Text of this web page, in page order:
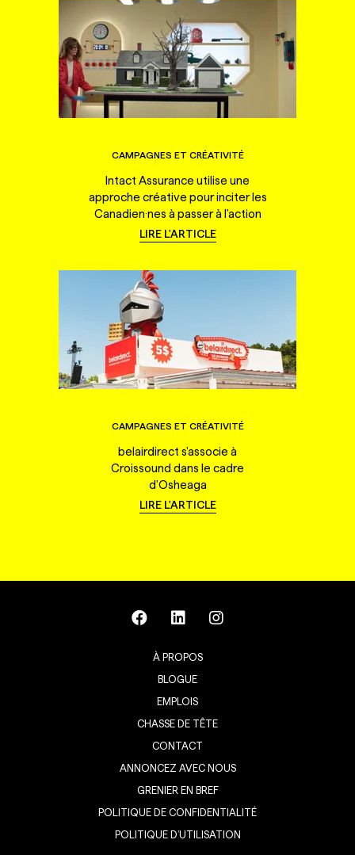
CAMPAGNES ET CRÉATIVITÉ
Intact Assurance utilise une
approche créative pour inciter les
Canadien·nes à passer à l'action
LIRE L'ARTICLE
CAMPAGNES ET CRÉATIVITÉ
belairdirect s'associe à
Croissound dans le cadre
d'Osheaga
LIRE L'ARTICLE
À PROPOS
BLOGUE
EMPLOIS
CHASSE DE TÊTE
CONTACT
ANNONCEZ AVEC NOUS
GRENIER EN BREF
POLITIQUE DE CONFIDENTIALITÉ
POLITIQUE D’UTILISATION